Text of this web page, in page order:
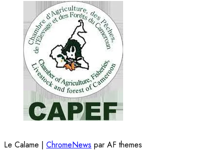
Le Calame | ChromeNews par AF themes